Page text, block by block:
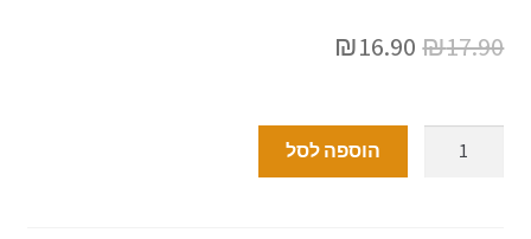
₪17.90
₪16.90
הוספה לסל